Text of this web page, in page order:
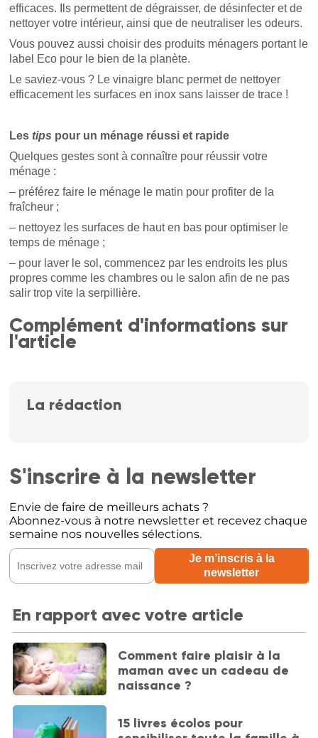
efficaces. Ils permettent de dégraisser, de désinfecter et de
nettoyer votre intérieur, ainsi que de neutraliser les odeurs.
Vous pouvez aussi choisir des produits ménagers portant le
label Eco pour le bien de la planète.
Le saviez-vous ? Le vinaigre blanc permet de nettoyer
efficacement les surfaces en inox sans laisser de trace !
Les tips pour un ménage réussi et rapide
Quelques gestes sont à connaître pour réussir votre
ménage :
– préférez faire le ménage le matin pour profiter de la
fraîcheur ;
– nettoyez les surfaces de haut en bas pour optimiser le
temps de ménage ;
– pour laver le sol, commencez par les endroits les plus
propres comme les chambres ou le salon afin de ne pas
salir trop vite la serpillière.
Complément d'informations sur
l'article
La rédaction
S'inscrire à la newsletter
Envie de faire de meilleurs achats ?
Abonnez-vous à notre newsletter et recevez chaque
semaine nos nouvelles sélections.
En rapport avec votre article
Comment faire plaisir à la
maman avec un cadeau de
naissance ?
15 livres écolos pour